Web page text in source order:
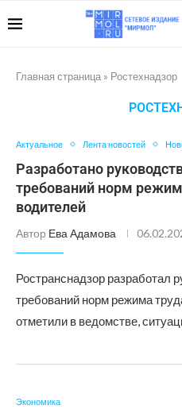
Главная страница » Ростехнадзор
Актуальное Лента новостей
Разработано
требований норм
водителей
Автор Ева Адамова
Ространснадзор разработал
требований норм режима
отметили в ведомстве,
Экономика